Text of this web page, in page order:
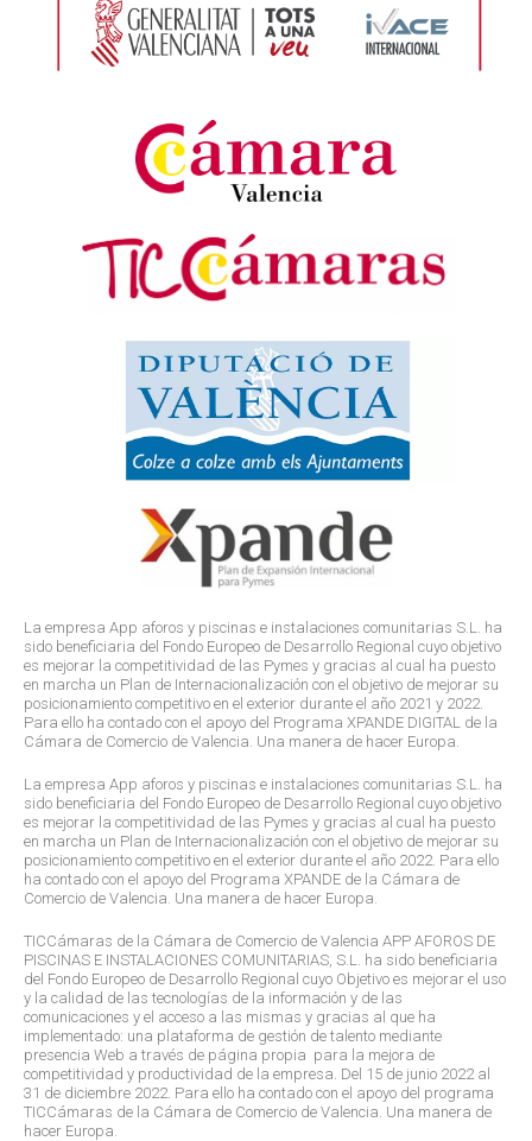
La empresa App aforos y piscinas e instalaciones comunitarias S.L. ha
sido beneficiaria del Fondo Europeo de Desarrollo Regional cuyo objetivo
es mejorar la competitividad de las Pymes y gracias al cual ha puesto
en marcha un Plan de Internacionalización con el objetivo de mejorar su
posicionamiento competitivo en el exterior durante el año 2021 y 2022.
Para ello ha contado con el apoyo del Programa XPANDE DIGITAL de la
Cámara de Comercio de Valencia. Una manera de hacer Europa.
La empresa App aforos y piscinas e instalaciones comunitarias S.L. ha
sido beneficiaria del Fondo Europeo de Desarrollo Regional cuyo objetivo
es mejorar la competitividad de las Pymes y gracias al cual ha puesto
en marcha un Plan de Internacionalización con el objetivo de mejorar su
posicionamiento competitivo en el exterior durante el año 2022. Para ello
ha contado con el apoyo del Programa XPANDE de la Cámara de
Comercio de Valencia. Una manera de hacer Europa.
TICCámaras de la Cámara de Comercio de Valencia APP AFOROS DE
PISCINAS E INSTALACIONES COMUNITARIAS, S.L. ha sido beneficiaria
del Fondo Europeo de Desarrollo Regional cuyo Objetivo es mejorar el uso
y la calidad de las tecnologías de la información y de las
comunicaciones y el acceso a las mismas y gracias al que ha
implementado: una plataforma de gestión de talento mediante
presencia Web a través de página propia para la mejora de
competitividad y productividad de la empresa. Del 15 de junio 2022 al
31 de diciembre 2022. Para ello ha contado con el apoyo del programa
TICCámaras de la Cámara de Comercio de Valencia. Una manera de
hacer Europa.